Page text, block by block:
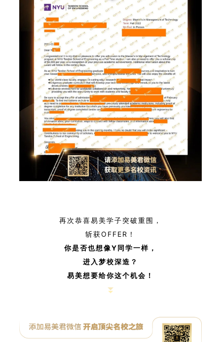
再次恭喜易美学子突破重围，
斩获OFFER！
你是否也想像Y同学一样，
进入梦校深造？
易美想要给你这个机会！